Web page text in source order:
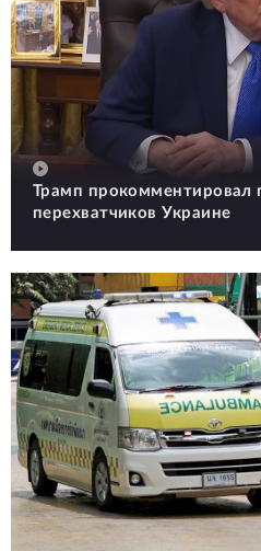
Трамп прокомментировал
перехватчиков Украине